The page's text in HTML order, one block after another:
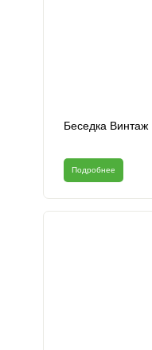
Беседка Винтаж
Подробнее